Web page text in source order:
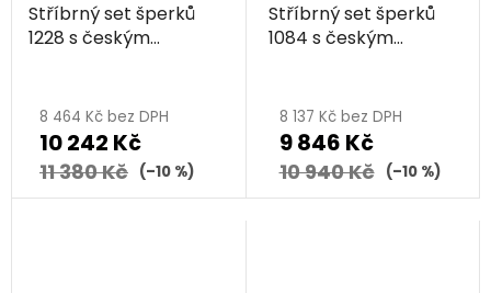
Stříbrný set šperků
1228 s českým
- vlnka
8 464 Kč bez DPH
10 242 Kč
11 380 Kč (–10 %)
Stříbrný set šperků
1084 s českým
8 137 Kč bez DPH
9 846 Kč
10 940 Kč (–10 %)